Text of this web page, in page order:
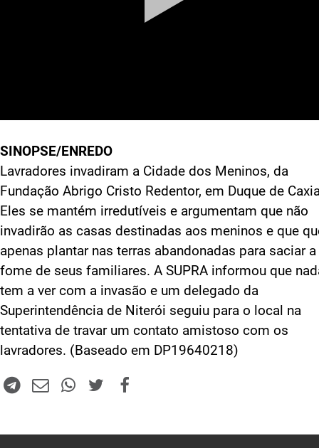
SINOPSE/ENREDO
Lavradores invadiram a Cidade dos Meninos, da
Fundação Abrigo Cristo Redentor, em Duque de
Eles se mantém irredutíveis e argumentam que não
invadirão as casas destinadas aos meninos e que
apenas plantar nas terras abandonadas para saciar a
fome de seus familiares. A SUPRA informou que
tem a ver com a invasão e um delegado da
Superintendência de Niterói seguiu para o local na
tentativa de travar um contato amistoso com os
lavradores. (Baseado em DP19640218)